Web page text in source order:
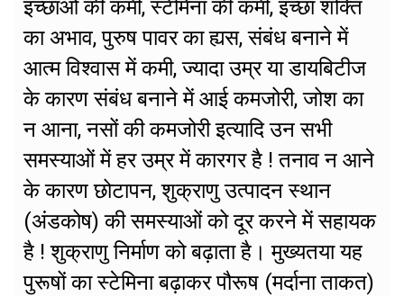
इच्छाओ की कमी, स्टेमिना की कमी, इच्छा शक्ति
का अभाव, पुरुष पावर का ह्यस, संबंध बनाने में
आत्म विश्वास में कमी, ज्यादा उम्र या डायबिटीज
के कारण संबंध बनाने में आई कमजोरी, जोश का
न आना, नसों की कमजोरी इत्यादि उन सभी
समस्याओं में हर उम्र में कारगर है ! तनाव न आने
के कारण छोटापन, शुक्राणु उत्पादन स्थान
(अंडकोष) की समस्याओं को दूर करने में सहायक
है ! शुक्राणु निर्माण को बढ़ाता है। मुख्यतया यह
पुरूषों का स्टेमिना बढ़ाकर पौरूष (मर्दाना ताकत)